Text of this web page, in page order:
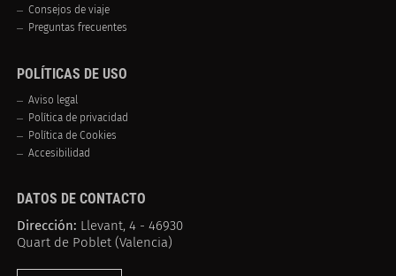
Consejos de viaje
Preguntas frecuentes
POLÍTICAS DE USO
Aviso legal
Política de privacidad
Política de Cookies
Accesibilidad
DATOS DE CONTACTO
Dirección: Llevant, 4 - 46930
Quart de Poblet (Valencia)